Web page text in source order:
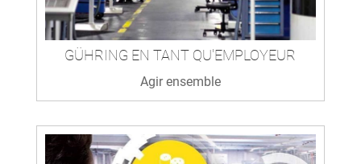
GÜHRING EN TANT QU'EMPLOYEUR
Agir ensemble